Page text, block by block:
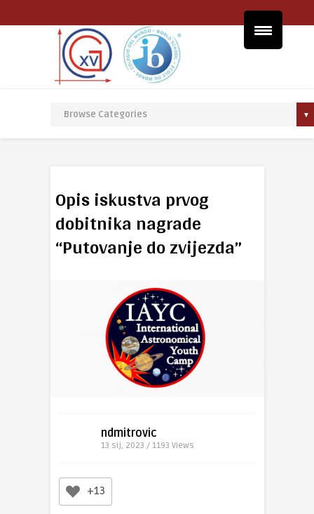
Opis iskustva prvog
dobitnika nagrade
“Putovanje do zvijezda”
ndmitrovic
13 sij, 2023 / 1193 Views
+13